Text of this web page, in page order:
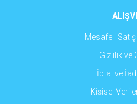
Mesafeli
Gizlilik ve
İptal ve
Kişisel